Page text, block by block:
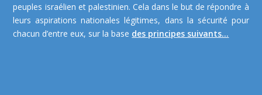
peuples israélien et palestinien. Cela dans le but de répondre à
leurs aspirations nationales légitimes, dans la sécurité pour
chacun d’entre eux, sur la base des principes suivants...